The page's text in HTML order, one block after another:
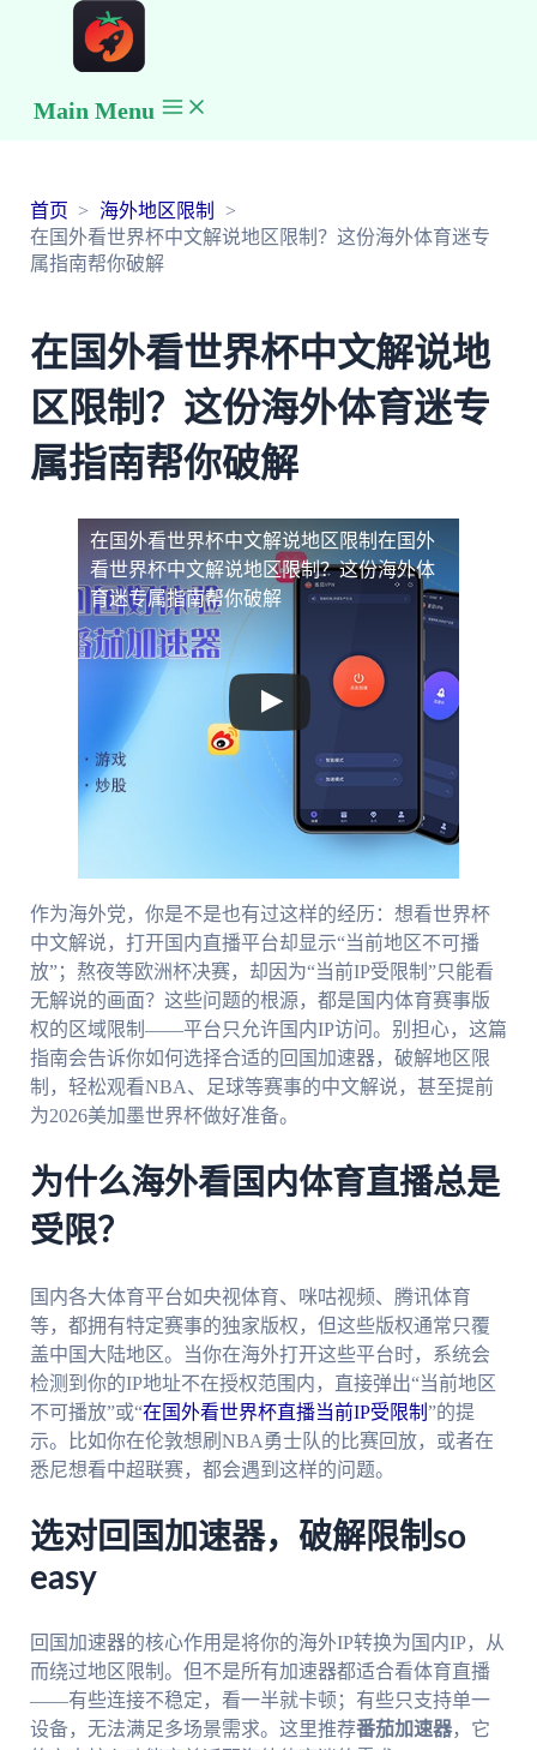
Main Menu
首页
海外地区限制
在国外看世界杯中文解说地区限制？这份海外体育迷专
属指南帮你破解
在国外看世界杯中文解说地
区限制？这份海外体育迷专
属指南帮你破解
在国外看世界杯中文解说地区限制 在国外
看世界杯中文解说地区限制？这份海外体
育迷专属指南帮你破解
作为海外党，你是不是也有过这样的经历：想看世界杯
中文解说，打开国内直播平台却显示“当前地区不可播
放”；熬夜等欧洲杯决赛，却因为“当前IP受限制”只能看
无解说的画面？这些问题的根源，都是国内体育赛事版
权的区域限制——平台只允许国内IP访问。别担心，这篇
指南会告诉你如何选择合适的回国加速器，破解地区限
制，轻松观看NBA、足球等赛事的中文解说，甚至提前
为2026美加墨世界杯做好准备。
为什么海外看国内体育直播总是
受限？
国内各大体育平台如央视体育、咪咕视频、腾讯体育
等，都拥有特定赛事的独家版权，但这些版权通常只覆
盖中国大陆地区。当你在海外打开这些平台时，系统会
检测到你的IP地址不在授权范围内，直接弹出“当前地区
不可播放”或“在国外看世界杯直播当前IP受限制 ”的提
示。比如你在伦敦想刷NBA勇士队的比赛回放，或者在
悉尼想看中超联赛，都会遇到这样的问题。
选对回国加速器，破解限制so
easy
回国加速器的核心作用是将你的海外IP转换为国内IP，从
而绕过地区限制。但不是所有加速器都适合看体育直播
——有些连接不稳定，看一半就卡顿；有些只支持单一
设备，无法满足多场景需求。这里推荐番茄加速器，它